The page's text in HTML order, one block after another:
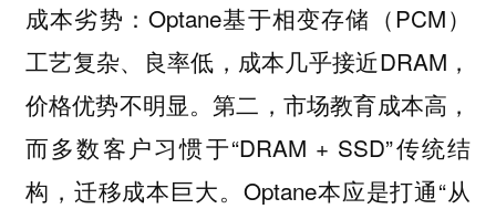
成本劣势：Optane基于相变存储（PCM）
工艺复杂、良率低，成本几乎接近DRAM，
价格优势不明显。第二，市场教育成本高，
而多数客户习惯于“DRAM + SSD”传统结
构，迁移成本巨大。Optane本应是打通“从